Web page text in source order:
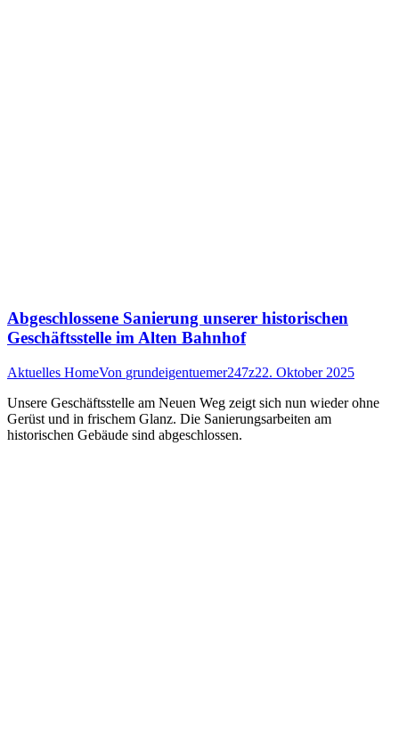
Abgeschlossene Sanierung unserer historischen
Geschäftsstelle im Alten Bahnhof
Aktuelles HomeVon grundeigentuemer247z22. Oktober 2025
Unsere Geschäftsstelle am Neuen Weg zeigt sich nun wieder ohne
Gerüst und in frischem Glanz. Die Sanierungsarbeiten am
historischen Gebäude sind abgeschlossen.